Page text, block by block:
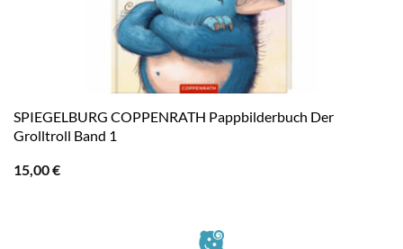
SPIEGELBURG COPPENRATH Pappbilderbuch Der
Grolltroll Band 1
15,00€